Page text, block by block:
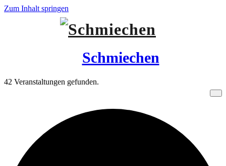
Zum Inhalt springen
Schmiechen
42 Veranstaltungen gefunden.